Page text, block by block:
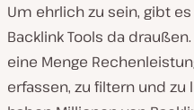
Um ehrlich zu sein, gibt
Backlink Tools da
eine Menge
erfassen, zu filtern und zu